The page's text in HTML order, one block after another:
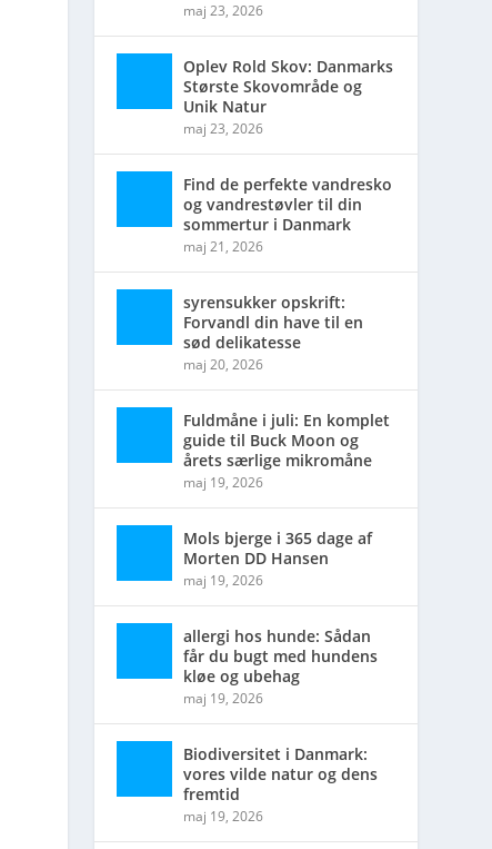
maj 23, 2026
Oplev Rold Skov: Danmarks
Største Skovområde og
Unik Natur
maj 23, 2026
Find de perfekte vandresko
og vandrestøvler til din
sommertur i Danmark
maj 21, 2026
syrensukker opskrift:
Forvandl din have til en
sød delikatesse
maj 20, 2026
Fuldmåne i juli: En komplet
guide til Buck Moon og
årets særlige mikromåne
maj 19, 2026
Mols bjerge i 365 dage af
Morten DD Hansen
maj 19, 2026
allergi hos hunde: Sådan
får du bugt med hundens
kløe og ubehag
maj 19, 2026
Biodiversitet i Danmark:
vores vilde natur og dens
fremtid
maj 19, 2026